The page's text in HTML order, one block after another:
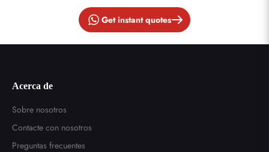
Get instant quotes
Acerca de
Sobre nosotros
Contacte con nosotros
Preguntas frecuentes
Enviar